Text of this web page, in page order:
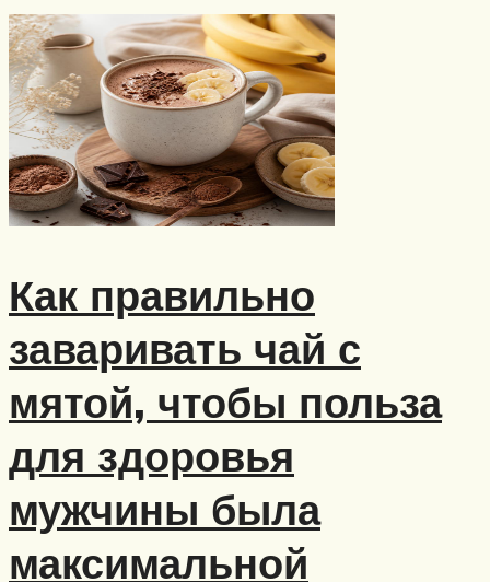
Как правильно
заваривать чай с
мятой, чтобы польза
для здоровья
мужчины была
максимальной